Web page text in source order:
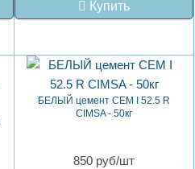
Купить
БЕЛЫЙ цемент СЕМ I 52.5 R
CIMSA - 50кг
850 руб/шт